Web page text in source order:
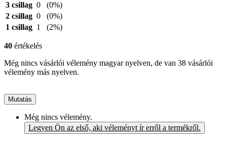
3 csillag 0
(0%)
2 csillag 0
(0%)
1 csillag 1 (2%)
40 értékelés
Még nincs vásárlói vélemény magyar nyelven, de van 38 vásárlói
vélemény más nyelven.
Mutatás
Még nincs vélemény.
Legyen Ön az első, aki véleményt ír erről a termékről.